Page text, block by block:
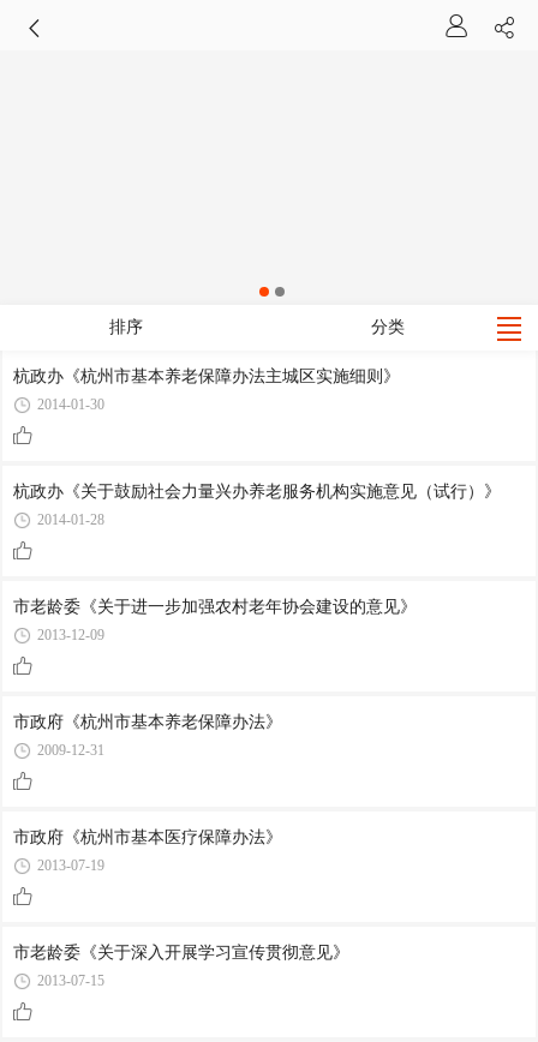
排序 分类
杭政办《杭州市基本养老保障办法主城区实施细则》
2014-01-30
杭政办《关于鼓励社会力量兴办养老服务机构实施意见（试行）》
2014-01-28
市老龄委《关于进一步加强农村老年协会建设的意见》
2013-12-09
市政府《杭州市基本养老保障办法》
2009-12-31
市政府《杭州市基本医疗保障办法》
2013-07-19
市老龄委《关于深入开展学习宣传贯彻意见》
2013-07-15